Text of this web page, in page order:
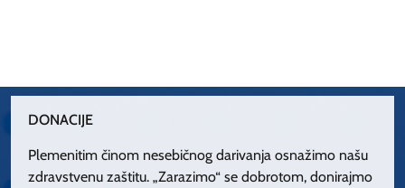
DONACIJE
Plemenitim činom nesebičnog darivanja osnažimo našu
zdravstvenu zaštitu. „Zarazimo“ se dobrotom, donirajmo